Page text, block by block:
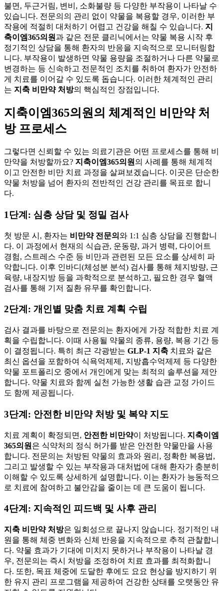
불면, 두근거림, 변비, 소화불량 등 다양한 부작용이 나타날 수
있습니다. 전문의의 관리 없이 약물을 복용할 경우, 이러한 부
작용에 적절히 대처하기 어렵고 건강을 해칠 수 있습니다. 지
축이엠365의원과 같은 전문 클리닉에서는 약물 복용 시작 후
정기적인 상담을 통해 환자의 반응을 지속적으로 모니터링합
니다. 부작용이 발생하면 약물 용량을 조절하거나 다른 약물로
변경하는 등 신속하고 전문적인 조치를 취하여 환자가 안전하
게 치료를 이어갈 수 있도록 돕습니다. 이러한 체계적인 관리
는 지축 비만약 처방의 핵심적인 장점입니다.
지축이엠365의원의 체계적인 비만약 처
방 프로세스
그렇다면 신뢰할 수 있는 의료기관은 어떤 프로세스를 통해 비
만약을 처방할까요? 지축이엠365의원 의 사례를 통해 체계적
이고 안전한 비만 치료 과정을 살펴보겠습니다. 이곳은 단순한
약물 처방을 넘어 환자의 전반적인 건강 관리를 목표로 합니
다.
1단계: 심층 상담 및 정밀 검사
첫 방문 시, 환자는 비만약 전문의 와 1:1 심층 상담을 진행합니
다. 이 과정에서 현재의 식습관, 운동량, 과거 병력, 다이어트
경험, 스트레스 수준 등 비만과 관련된 모든 요소를 상세히 파
악합니다. 이후 인바디(체성분 분석) 검사를 통해 체지방량, 근
육량, 내장지방 등을 과학적으로 분석하고, 필요한 경우 혈액
검사를 통해 기저 질환 유무를 확인합니다.
2단계: 개인별 맞춤 치료 계획 수립
검사 결과를 바탕으로 전문의는 환자에게 가장 적합한 치료 계
획을 수립합니다. 이때 사용될 약물의 종류, 용량, 복용 기간 등
이 결정됩니다. 특히 최근 각광받는 GLP-1 지축 치료와 같은
최신 옵션을 포함하여 식욕억제제, 지방흡수억제제 등 다양한
약물 포트폴리오 중에서 개인에게 맞는 최적의 솔루션을 제안
합니다. 약물 치료와 함께 실천 가능한 생활 습관 교정 가이드
도 함께 제공됩니다.
3단계: 안전한 비만약 처방 및 복약 지도
치료 계획이 확정되면, 안전한 비만약이 처방됩니다. 지축이엠
365의원 은 식약처의 정식 허가를 받은 안전한 약물만을 사용
합니다. 전문의는 처방된 약물의 효과와 원리, 정확한 복용법,
그리고 발생할 수 있는 부작용과 대처법에 대해 환자가 충분히
이해할 수 있도록 상세하게 설명합니다. 이는 환자가 능동적으
로 치료에 참여하고 불안감을 줄이는 데 큰 도움이 됩니다.
4단계: 지속적인 피드백 및 사후 관리
지축 비만약 처방은 일회성으로 끝나지 않습니다. 정기적인 내
원을 통해 체중 변화와 신체 반응을 지속적으로 추적 관찰합니
다. 약물 효과가 기대에 미치지 못하거나 부작용이 나타날 경
우, 전문의는 즉시 처방을 조정하여 치료 효과를 최적화합니
다. 또한, 목표 체중에 도달한 후에도 요요 현상을 방지하기 위
한 유지 관리 프로그램을 제공하여 건강한 상태를 오랫동안 유